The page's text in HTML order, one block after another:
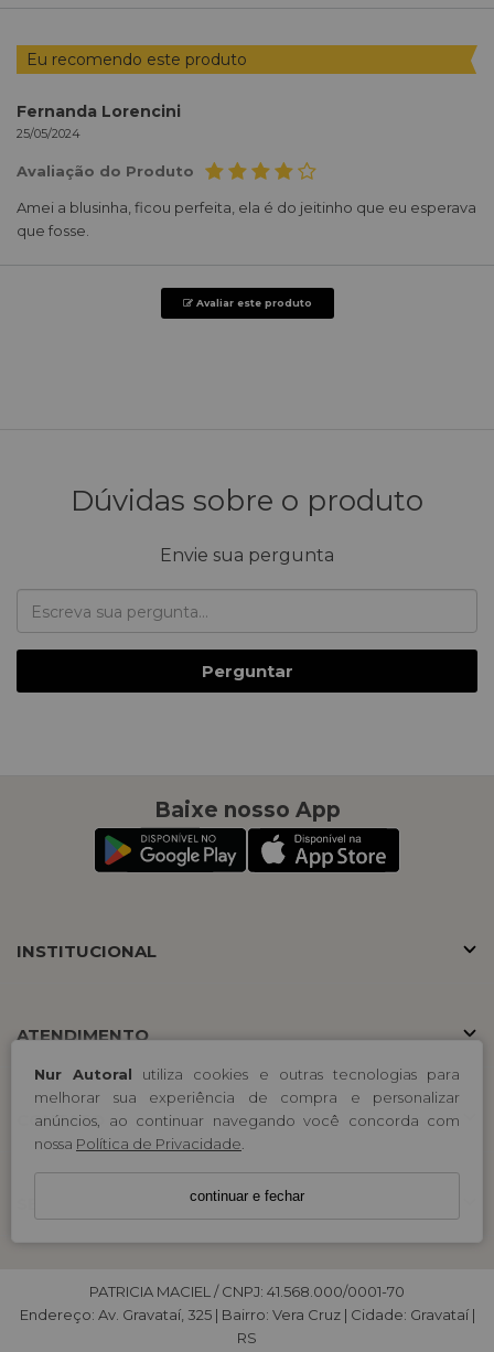
Nur Autoral utiliza cookies e outras tecnologias para
melhorar sua experiência de compra e personalizar
anúncios, ao continuar navegando você concorda com
nossa Política de Privacidade.
continuar e fechar
Eu recomendo este produto
Fernanda Lorencini
25/05/2024
Avaliação do Produto
Amei a blusinha, ficou perfeita, ela é do jeitinho que eu esperava
que fosse.
Avaliar este produto
Dúvidas sobre o produto
Envie sua pergunta
Perguntar
Baixe nosso App
INSTITUCIONAL
ATENDIMENTO
CONTATO
PATRICIA MACIEL / CNPJ: 41.568.000/0001-70
Endereço: Av. Gravataí, 325 | Bairro: Vera Cruz | Cidade: Gravataí |
RS